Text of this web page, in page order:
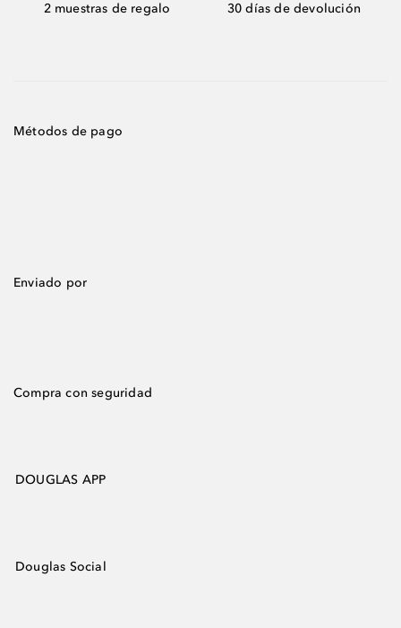
2 muestras de regalo 30 días de devolución
Métodos de pago
Enviado por
Compra con seguridad
DOUGLAS APP
Douglas Social